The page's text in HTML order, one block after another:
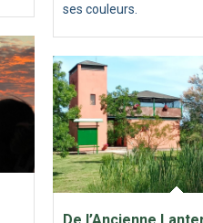
ses couleurs.